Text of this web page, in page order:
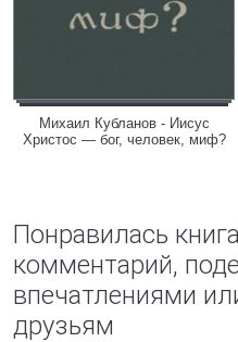
Михаил Кубланов - Иисус
Христос — бог, человек, миф?
Понравилась
комментарий,
впечатлениями
друзьям